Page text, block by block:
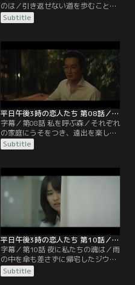
のは／引き返せない道を歩むことに
なると分かっていながらも、ジョン
ウに会うことを決意したジウン。2
る。スアはハユンと結ばれたと思っ
たが冷たくあしらわれ、ショックを
受けて体調を崩してしまう。一方ハ
ユンも体調を崩し、アトリエで苦し
んでいた。病み上がりのスアはヨン
ジェと一緒に回顧展へ…。
Subtitle
平日午後3時の恋人たち 第08話／字幕
字幕／第08話 私を呼ぶ森／それぞれ
の家庭にうそをつき、遠出を楽しむ
ジウンとジョンウ。遅い帰宅にも怒
らないチャングクに、良心が痛むジ
に恐怖を感じていた。一方ミニョン
は夫に女がいるようだと疑い、ジウ
ンに相談する。ジョンウの不倫相手
がジウンだとはまだ知らないミニョ
ンはジウンに対し…。
Subtitle
平日午後3時の恋人たち 第10話／字幕
字幕／第10話 夜に私たちの魂は／雨
の中を傘も差さずに帰宅したジウン
は熱を出し、ジョンウも肺炎で倒れ
てしまう。たまたまジョンウが運び
Subtitle